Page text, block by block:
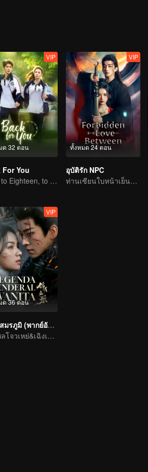
ด 32 ตอน
VIP
For You
Back to Eighteen, to Save His White Moonlight
ทั้งหมด 24 ตอน
VIP
อุบัติรัก NPC
ท่านเซียนใบหน้าเย็นชาติดด่านเคราะห์ความรัก ตกหลุมรักนางมารสาว
ด 36 ตอน
VIP
เหนือสมรภูมิ (พากย์อังกฤษ)
นายพลโจวเหย่&เฉิงเหล่ยปกป้องประเทศ